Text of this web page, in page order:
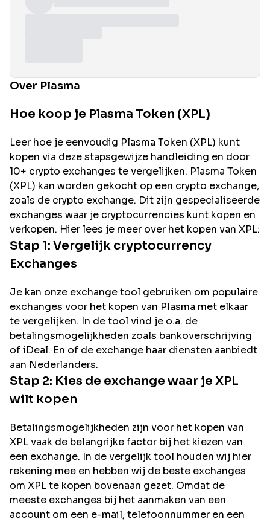
Over Plasma
Hoe koop je Plasma Token (XPL)
Leer hoe je eenvoudig Plasma Token (XPL) kunt
kopen via deze stapsgewijze handleiding en door
10+ crypto exchanges te vergelijken. Plasma Token
(XPL) kan worden gekocht op een crypto exchange,
zoals de crypto exchange. Dit zijn gespecialiseerde
exchanges waar je cryptocurrencies kunt kopen en
verkopen. Hier lees je meer over het kopen van XPL:
Stap 1: Vergelijk cryptocurrency
Exchanges
Je kan onze exchange tool gebruiken om populaire
exchanges voor het kopen van Plasma met elkaar
te vergelijken. In de tool vind je o.a. de
betalingsmogelijkheden zoals bankoverschrijving
of iDeal. En of de exchange haar diensten aanbiedt
aan Nederlanders.
Stap 2: Kies de exchange waar je XPL
wilt kopen
Betalingsmogelijkheden zijn voor het kopen van
XPLvaak de belangrijke factor bij het kiezen van
een exchange. In de vergelijk tool houden wij hier
rekening mee en hebben wij de beste exchanges
om XPLte kopen bovenaan gezet. Omdat de
meeste exchanges bij het aanmaken van een
account om een e-mail, telefoonnummer en een